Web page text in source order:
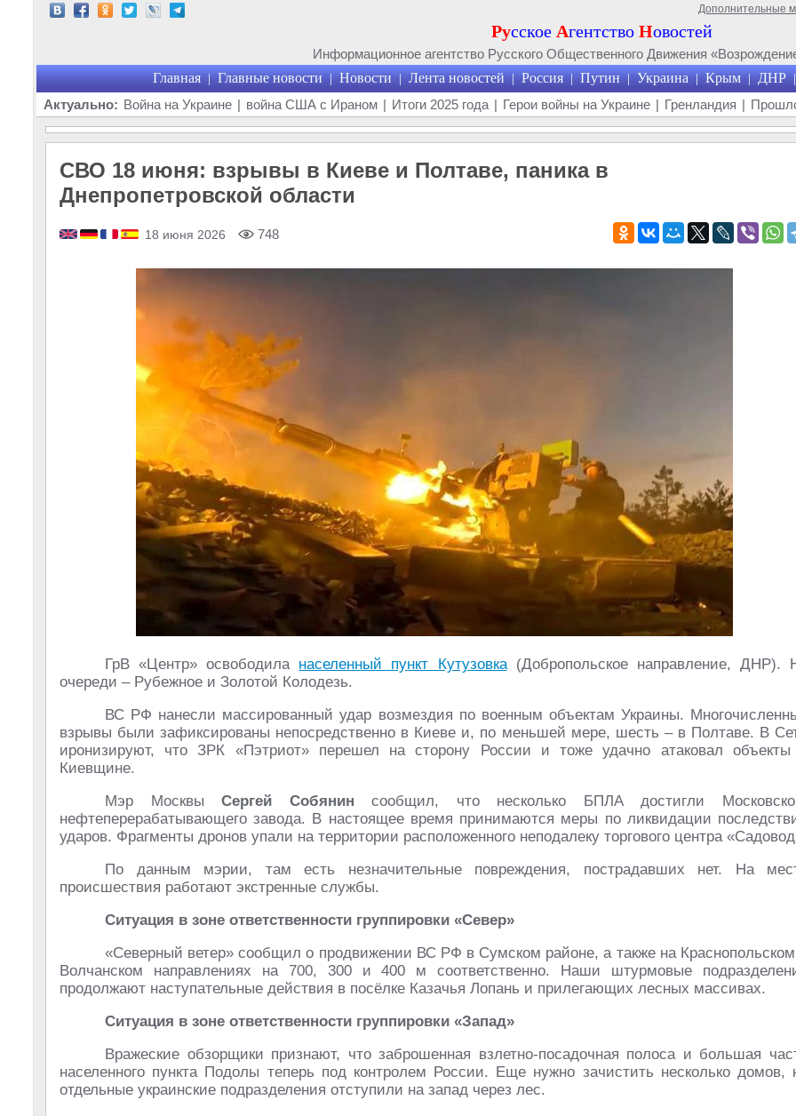
Дополнительные
Русское Агентство Новостей
Информационное агентство Русского Общественного Движения
Главная | Главные новости | Новости | Лента новостей | Россия | Путин | Украина | Крым | ДНР |
Актуально: Война на Украине | война США с Ираном | Итоги 2025 года | Герои войны на Украине | Гренландия |
СВО 18 июня: взрывы в Киеве и Полтаве, паника в
Днепропетровской области
18 июня 2026 748
ГрВ «Центр» освободила населенный пункт Кутузовка(Добропольское направление, ДНР).
очереди – Рубежное и Золотой Колодезь.
ВС РФ нанесли массированный удар возмездия по военным объектам Украины.
взрывы были зафиксированы непосредственно в Киеве и, по меньшей мере, шесть – в Полтаве. В
иронизируют, что ЗРК «Пэтриот» перешел на сторону России и тоже удачно атаковал
Киевщине.
Мэр МосквыСергей Собянин сообщил, что несколько БПЛА достигли
нефтеперерабатывающего завода. В настоящее время принимаются меры по ликвидации
ударов. Фрагменты дронов упали на территории расположенного неподалеку торгового центра
По данным мэрии, там есть незначительные повреждения, пострадавших нет. На
происшествия работают экстренные службы.
Ситуация в зоне ответственности группировки «Север»
«Северный ветер» сообщил о продвижении ВС РФ в Сумском районе, а также на
Волчанском направлениях на 700, 300 и 400 м соответственно. Наши штурмовые
продолжают наступательные действия в посёлке Казачья Лопань и прилегающих лесных массивах.
Ситуация в зоне ответственности группировки «Запад»
Вражеские обзорщики признают, что заброшенная взлетно-посадочная полоса и большая
населенного пункта Подолы теперь под контролем России. Еще нужно зачистить несколько домов,
отдельные украинские подразделения отступили на запад через лес.